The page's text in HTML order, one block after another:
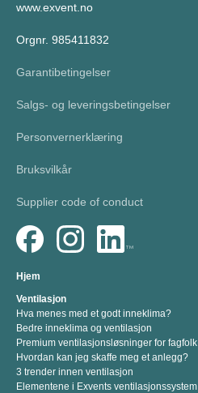
www.exvent.no
Orgnr. 985411832
Garantibetingelser
Salgs- og leveringsbetingelser
Personvernerklæring
Bruksvilkår
Supplier code of conduct
Hjem
Ventilasjon
Hva menes med et godt inneklima?
Bedre inneklima og ventilasjon
Premium ventilasjonsløsninger for fagfolk
Hvordan kan jeg skaffe meg et anlegg?
3 trender innen ventilasjon
Elementene i Exvents ventilasjonssystem